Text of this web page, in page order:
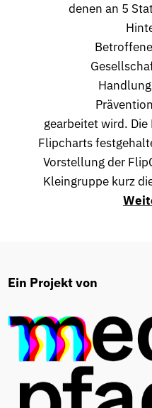
denen an 5
gearbeitet wird.
Flipcharts
Vorstellung der
Kleingruppe kurz
Ein Projekt von